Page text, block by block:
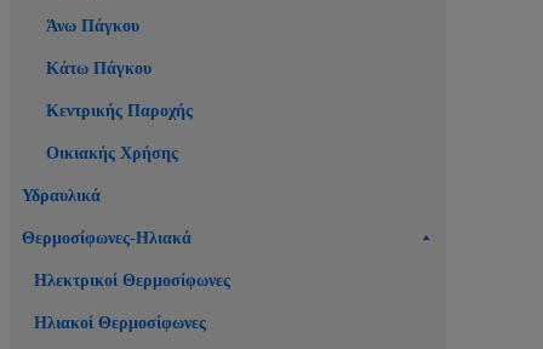
Άνω Πάγκου
Κάτω Πάγκου
Κεντρικής Παροχής
Οικιακής Χρήσης
Υδραυλικά
Θερμοσίφωνες-Ηλιακά
Ηλεκτρικοί Θερμοσίφωνες
Ηλιακοί Θερμοσίφωνες